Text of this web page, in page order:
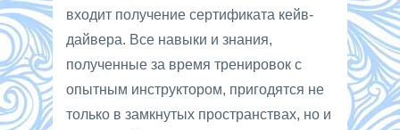
входит получение сертификата кейв-
дайвера. Все навыки и знания,
полученные за время тренировок с
опытным инструктором, пригодятся не
только в замкнутых пространствах, но и